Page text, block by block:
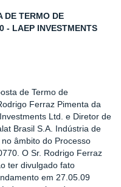
DE TERMO DE
- LAEP INVESTMENTS
de Termo de
Ferraz Pimenta da
Ltd. e Diretor de
Brasil S.A. Indústria de
âmbito do Processo
O Sr. Rodrigo Ferraz
ter divulgado fato
em 27.05.09